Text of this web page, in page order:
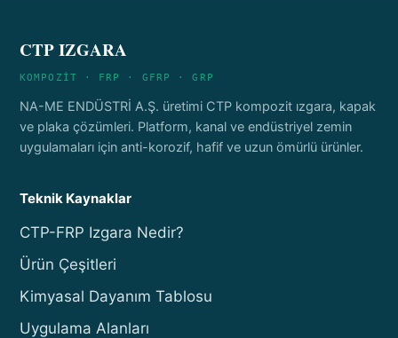
CTP IZGARA
KOMPOZİT · FRP · GFRP · GRP
NA-ME ENDÜSTRİ A.Ş. üretimi CTP kompozit ızgara, kapak
ve plaka çözümleri. Platform, kanal ve endüstriyel zemin
uygulamaları için anti-korozif, hafif ve uzun ömürlü ürünler.
Teknik Kaynaklar
CTP-FRP Izgara Nedir?
Ürün Çeşitleri
Kimyasal Dayanım Tablosu
Uygulama Alanları